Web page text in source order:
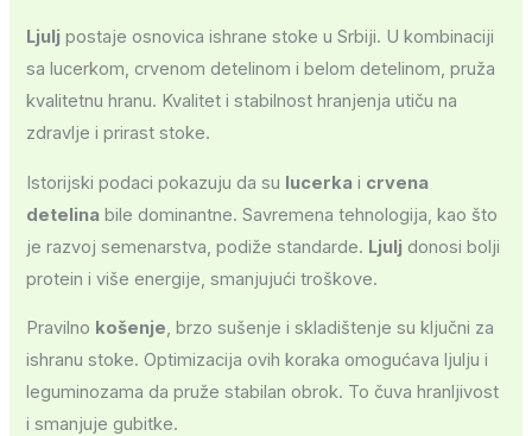
Ljulj postaje osnovica ishrane stoke u Srbiji. U kombinaciji
sa lucerkom, crvenom detelinom i belom detelinom, pruža
kvalitetnu hranu. Kvalitet i stabilnost hranjenja utiču na
zdravlje i prirast stoke.
Istorijski podaci pokazuju da su lucerka i crvena
detelina bile dominantne. Savremena tehnologija, kao što
je razvoj semenarstva, podiže standarde. Ljulj donosi bolji
protein i više energije, smanjujući troškove.
Pravilno košenje, brzo sušenje i skladištenje su ključni za
ishranu stoke. Optimizacija ovih koraka omogućava ljulju i
leguminozama da pruže stabilan obrok. To čuva hranljivost
i smanjuje gubitke.